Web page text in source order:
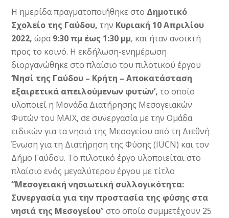
Η ημερίδα πραγματοποιήθηκε στο Δημοτικό
Σχολείο της Γαύδου, την Κυριακή 10 Απριλίου
2022,ώρα9:30 πμ έως 1:30 μμ, και ήταν ανοικτή
προς το κοινό. Η εκδήλωση-ενημέρωση
διοργανώθηκε στο πλαίσιο του πιλοτικού έργου
‘Νησί της Γαύδου – Κρήτη – Αποκατάσταση
εξαιρετικά απειλούμενων φυτών’, το οποίο
υλοποιεί η Μονάδα Διατήρησης Μεσογειακών
Φυτών του ΜΑΙΧ, σε συνεργασία με την Ομάδα
ειδικών για τα νησιά της Μεσογείου από τη Διεθνή
Ένωση για τη Διατήρηση της Φύσης (IUCN) και τον
Δήμο Γαύδου. Το πιλοτικό έργο υλοποιείται στο
πλαίσιο ενός μεγαλύτερου έργου με τίτλο
“Μεσογειακή νησιωτική συλλογικότητα:
Συνεργασία για την προστασία της φύσης στα
νησιά της Μεσογείου” στο οποίο συμμετέχουν 25